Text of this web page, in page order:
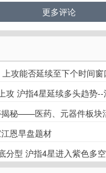
攻能否延续至下个时间窗
攻 沪指4星延续多头趋势
秘——医药、元器件板块
恩早盘题材
分型 沪指4星进入紫色多